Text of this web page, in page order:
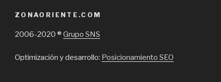
ZONAORIENTE.COM
2006-2020 ® Grupo SNS
Optimización y desarrollo: Posicionamiento SEO